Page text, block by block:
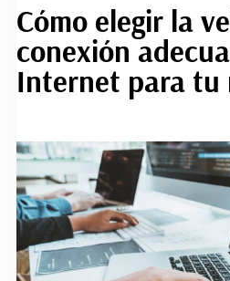
Cómo elegir la
conexión
Internet para tu